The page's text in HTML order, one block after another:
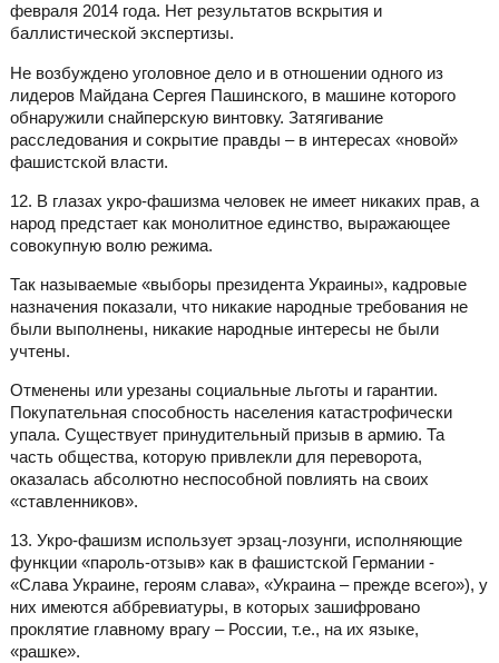
февраля 2014 года. Нет результатов вскрытия и
баллистической экспертизы.
Не возбуждено уголовное дело и в отношении одного из
лидеров Майдана Сергея Пашинского, в машине которого
обнаружили снайперскую винтовку. Затягивание
расследования и сокрытие правды – в интересах «новой»
фашистской власти.
12. В глазах укро-фашизма человек не имеет никаких прав, а
народ предстает как монолитное единство, выражающее
совокупную волю режима.
Так называемые «выборы президента Украины», кадровые
назначения показали, что никакие народные требования не
были выполнены, никакие народные интересы не были
учтены.
Отменены или урезаны социальные льготы и гарантии.
Покупательная способность населения катастрофически
упала. Существует принудительный призыв в армию. Та
часть общества, которую привлекли для переворота,
оказалась абсолютно неспособной повлиять на своих
«ставленников».
13. Укро-фашизм использует эрзац-лозунги, исполняющие
функции «пароль-отзыв» как в фашистской Германии -
«Слава Украине, героям слава», «Украина – прежде всего»), у
них имеются аббревиатуры, в которых зашифровано
проклятие главному врагу – России, т.е., на их языке,
«рашке».